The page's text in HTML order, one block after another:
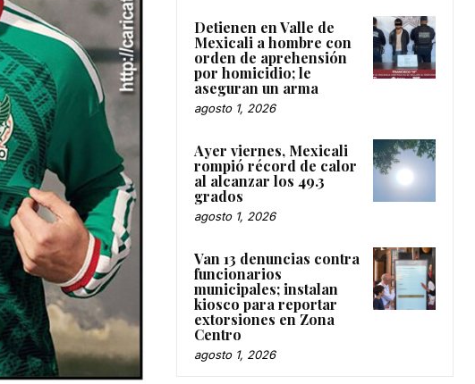
Detienen en Valle de
Mexicali a hombre con
orden de aprehensión
por homicidio; le
aseguran un arma
agosto 1, 2026
Ayer viernes, Mexicali
rompió récord de calor
al alcanzar los 49.3
grados
agosto 1, 2026
Van 13 denuncias contra
funcionarios
municipales; instalan
kiosco para reportar
extorsiones en Zona
Centro
agosto 1, 2026